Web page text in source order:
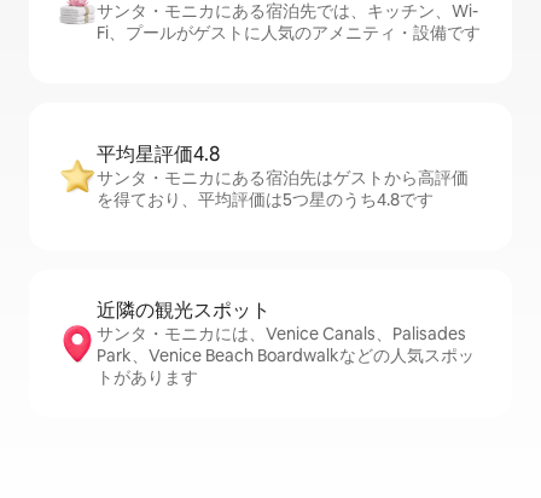
サンタ・モニカにある宿泊先では、キッチン、Wi-
Fi、プールがゲストに人気のアメニティ・設備です
平均星評価4.8
サンタ・モニカにある宿泊先はゲストから高評価
を得ており、平均評価は5つ星のうち4.8です
近隣の観光ス⁠ポ⁠ッ⁠ト
サンタ・モニカには、Venice Canals、Palisades
Park、Venice Beach Boardwalkなどの人気スポッ
トがあります